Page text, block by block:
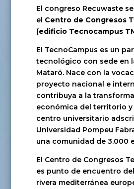
El congreso Recuwaste
el Centro de Congresos
(edificio Tecnocampus
El TecnoCampus es un
tecnológico con sede en
Mataró. Nace con la
proyecto nacional e
contribuya a la
económica del territorio y
centro universitario
Universidad Pompeu
una comunidad de 3.000
El Centro de Congresos
es punto de encuentro
rivera mediterránea